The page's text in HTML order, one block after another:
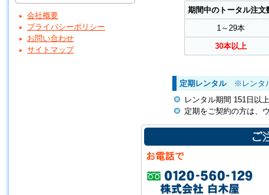
期間中のトータル注文
1～29本
30本以上
定期レンタル
※レンタ
レンタル期間 151日以
定期をご契約の方は、
会社概要
プライバシーポリシー
お問い合わせ
サイトマップ